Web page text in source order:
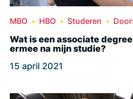
MBO HBO Studeren
Wat is een associate
ermee na mijn studie?
15 april 2021